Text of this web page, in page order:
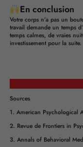
En conclusion
Votre corps n’a pas un
travail demande un temps
temps calmes, de vraies
investissement pour la suite.
Sources
1. American Psychological
2. Revue de Frontiers in
3. Annals of Behavioral